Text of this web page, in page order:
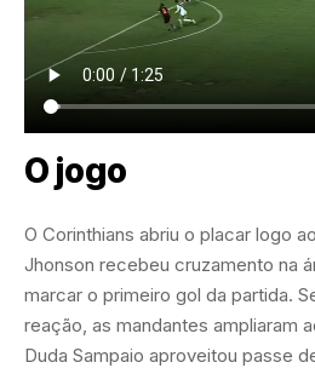
O jogo
O Corinthians abriu o placar logo
Jhonson recebeu cruzamento na
marcar o primeiro gol da partida.
reação, as mandantes ampliaram
Duda Sampaio aproveitou passe